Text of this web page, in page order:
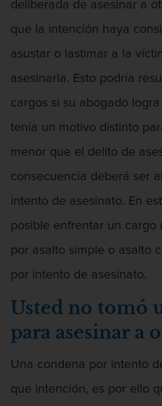
deliberada de asesinar a
que la intención haya
asustar o lastimar a la
asesinarla. Esto podría
cargos si su abogado
tenía un motivo distinto
menor que el delito de
consecuencia deberá ser
intento de asesinato. En
posible enfrentar un
por asalto simple o asalto
por intento de asesinato.
Usted no tomó
para asesinar a
Una condena por intento
que intención, es por ello
Agresión Que